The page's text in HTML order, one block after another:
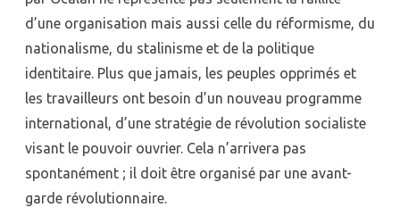
d’une organisation mais aussi celle du réformisme, du
nationalisme, du stalinisme et de la politique
identitaire. Plus que jamais, les peuples opprimés et
les travailleurs ont besoin d’un nouveau programme
international, d’une stratégie de révolution socialiste
visant le pouvoir ouvrier. Cela n’arrivera pas
spontanément ; il doit être organisé par une avant-
garde révolutionnaire.